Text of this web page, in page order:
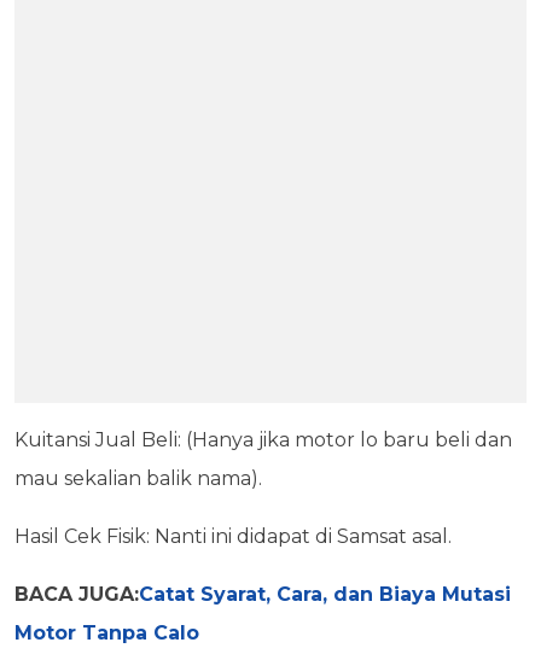
Kuitansi Jual Beli: (Hanya jika motor lo baru beli dan
mau sekalian balik nama).
Hasil Cek Fisik: Nanti ini didapat di Samsat asal.
BACA JUGA:Catat Syarat, Cara, dan Biaya Mutasi
Motor Tanpa Calo